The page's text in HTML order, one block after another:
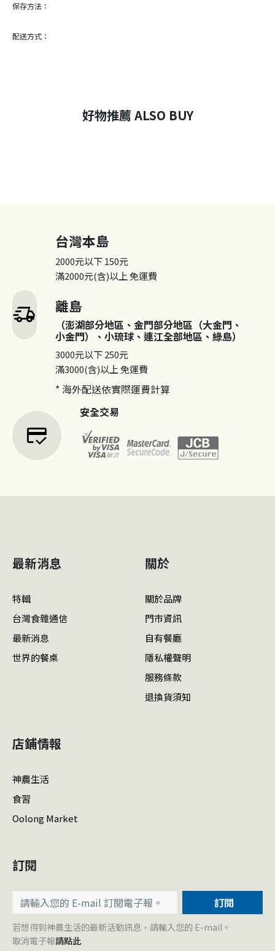
保存方法：
配送方式：
好物推薦 ALSO BUY
delivery_truck_speed
台灣本島
2000元以下150元
滿2000元(含)以上免運費
離島
（澎湖部分地區、金門部分地區（大金門、
小金門）、小琉球、連江全部地區、綠島）
3000元以下250元
滿3000(含)以上免運費
* 海外配送依實際運費計算
credit_score
安全交易
最新消息
特輯
台灣食雜通信
最新消息
世界的餐桌
關於
關於品牌
門市資訊
自有餐廳
隱私權聲明
服務條款
退換貨須知
店鋪情報
神農生活
食習
Oolong Market
訂閱
訂閱
若想得到神農生活的最新活動訊息，請輸入您的 E-mail。
取消電子報請點此